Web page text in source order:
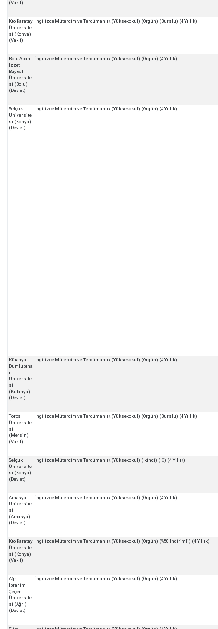
(Vakıf)
Kto Karatay
Üniversite
si (Konya)
(Vakıf)
İngilizce Mütercim ve Tercümanlık (Yüksekokul) (Örgün) (Burslu) (4 Yıllık)
Bolu Abant
İzzet
Baysal
Üniversite
si (Bolu)
(Devlet)
İngilizce Mütercim ve Tercümanlık (Yüksekokul) (Örgün) (4 Yıllık)
Selçuk
Üniversite
si (Konya)
(Devlet)
İngilizce Mütercim ve Tercümanlık (Yüksekokul) (Örgün) (4 Yıllık)
Kütahya
Dumlupına
r
Üniversite
si
(Kütahya)
(Devlet)
İngilizce Mütercim ve Tercümanlık (Yüksekokul) (Örgün) (4 Yıllık)
Toros
Üniversite
si
(Mersin)
(Vakıf)
İngilizce Mütercim ve Tercümanlık (Yüksekokul) (Örgün) (Burslu) (4 Yıllık)
Selçuk
Üniversite
si (Konya)
(Devlet)
İngilizce Mütercim ve Tercümanlık (Yüksekokul) (İkinci) (İÖ) (4 Yıllık)
Amasya
Üniversite
si
(Amasya)
(Devlet)
İngilizce Mütercim ve Tercümanlık (Yüksekokul) (Örgün) (4 Yıllık)
Kto Karatay
Üniversite
si (Konya)
(Vakıf)
İngilizce Mütercim ve Tercümanlık (Yüksekokul) (Örgün) (%50 İndirimli) (4 Yıllık)
Ağrı
İbrahim
Çeçen
Üniversite
si (Ağrı)
(Devlet)
İngilizce Mütercim ve Tercümanlık (Yüksekokul) (Örgün) (4 Yıllık)